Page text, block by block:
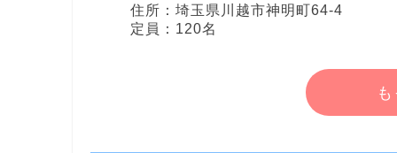
住所：埼玉県川越市神明町64-4
定員：120名